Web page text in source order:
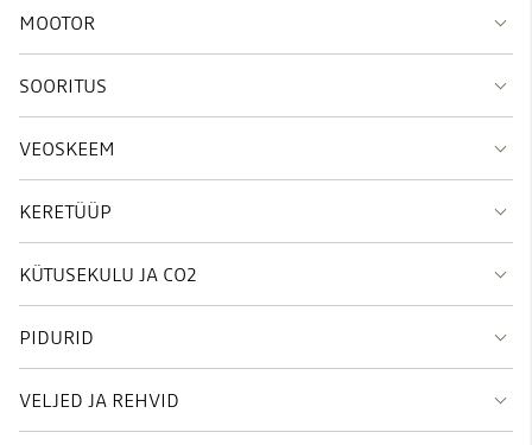
MOOTOR
SOORITUS
VEOSKEEM
KERETÜÜP
KÜTUSEKULU JA CO2
PIDURID
VELJED JA REHVID